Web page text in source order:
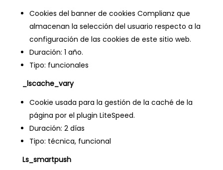
Cookies del banner de cookies Complianz que
almacenan la selección del usuario respecto a la
configuración de las cookies de este sitio web.
Duración: 1 año.
Tipo: funcionales
_lscache_vary
Cookie usada para la gestión de la caché de la
página por el plugin LiteSpeed.
Duración: 2 días
Tipo: técnica, funcional
Ls_smartpush